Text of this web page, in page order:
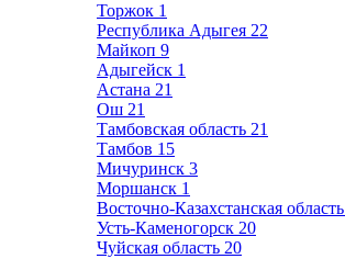
Торжок 1
Республика Адыгея 22
Майкоп 9
Адыгейск 1
Астана 21
Ош 21
Тамбовская область 21
Тамбов 15
Мичуринск 3
Моршанск 1
Восточно-Казахстанская область
Усть-Каменогорск 20
Чуйская область 20